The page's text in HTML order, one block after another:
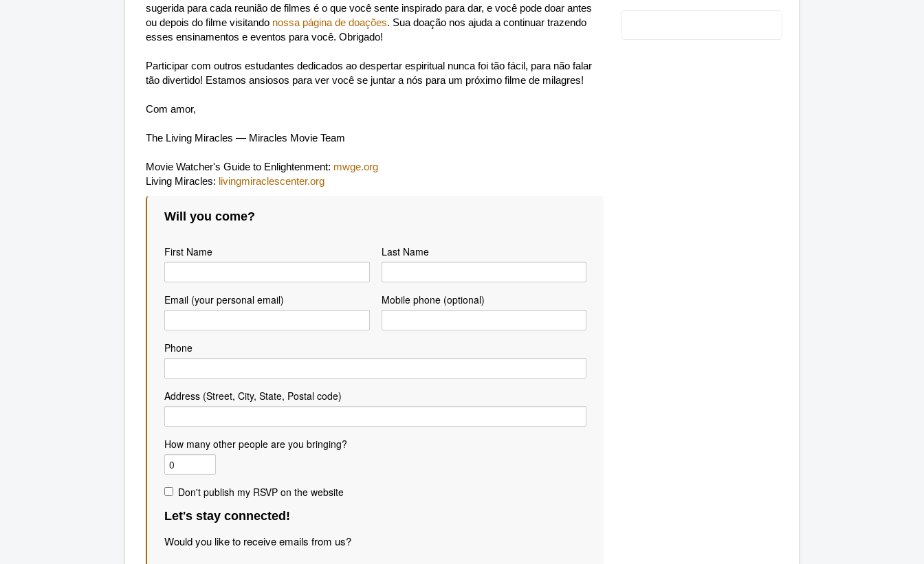
sugerida para cada reunião de filmes é o que você sente inspirado para dar, e você pode doar antes
ou depois do filme visitando nossa página de doações. Sua doação nos ajuda a continuar trazendo
esses ensinamentos e eventos para você. Obrigado!
Participar com outros estudantes dedicados ao despertar espiritual nunca foi tão fácil, para não falar
tão divertido! Estamos ansiosos para ver você se juntar a nós para um próximo filme de milagres!
Com amor,
The Living Miracles — Miracles Movie Team
Movie Watcher's Guide to Enlightenment: mwge.org
Living Miracles: livingmiraclescenter.org
Will you come?
First Name Last Name
Email (your personal email) Mobile phone (optional)
Phone
Address (Street, City, State, Postal code)
How many other people are you bringing?
Don't publish my RSVP on the website
Let's stay connected!
Would you like to receive emails from us?